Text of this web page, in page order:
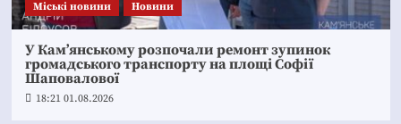
Mіські новини Новини
У Кам’янському розпочали ремонт зупинок
громадського транспорту на площі Софії
Шаповалової
18:21 01.08.2026